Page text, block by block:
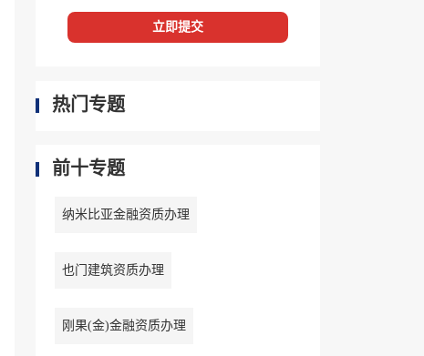
立即提交
热门专题
前十专题
纳米比亚金融资质办理
也门建筑资质办理
刚果(金)金融资质办理